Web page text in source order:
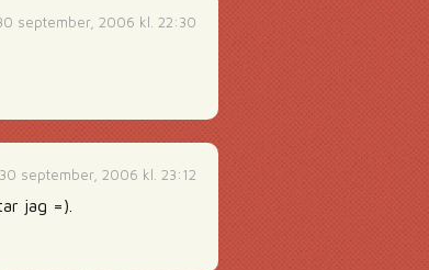
september, 2006 kl. 22:30
30 september, 2006 kl. 23:12
jag =).